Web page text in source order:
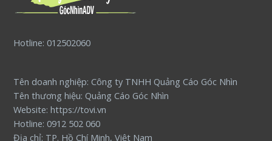
Hotline: 012502060
Tên doanh nghiệp: Công ty TNHH Quảng Cáo Góc Nhìn
Tên thương hiệu: Quảng Cáo Góc Nhìn
Website: https://tovi.vn
Hotline: 0912 502 060
Địa chỉ: TP. Hồ Chí Minh, Việt Nam